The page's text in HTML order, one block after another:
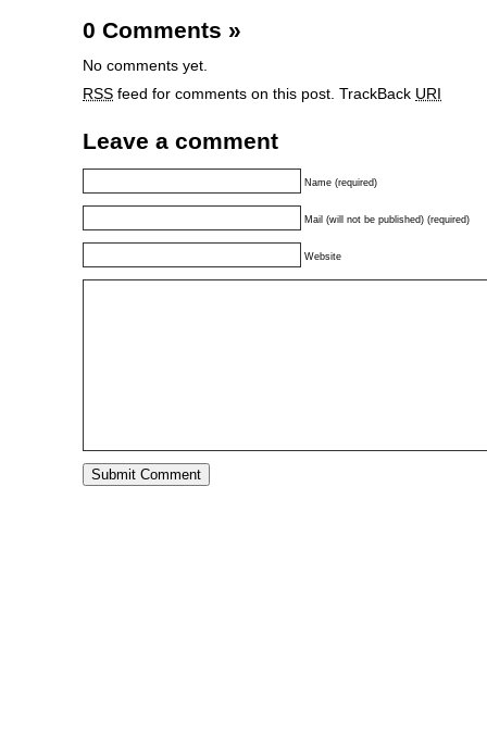
0 Comments »
No comments yet.
RSS feed for comments on this post. TrackBack URI
Leave a comment
Name (required)
Mail (will not be published) (required)
Website